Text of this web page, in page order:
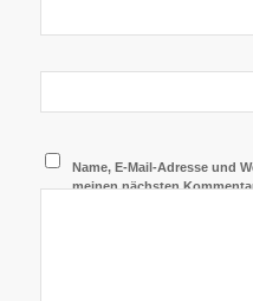
Name, E-Mail-Adresse und
meinen nächsten